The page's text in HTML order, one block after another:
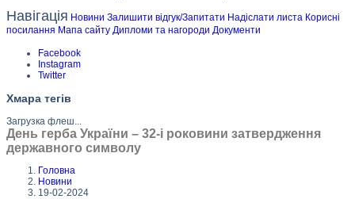
Навігація Новини Залишити відгук/Запитати Надіслати листа Корисні
посилання Мапа сайту Дипломи та нагороди Документи
Facebook
Instagram
Twitter
Хмара тегів
Загрузка флеш...
День герба України – 32-і роковини затвердження
державного символу
Головна
Новини
19-02-2024